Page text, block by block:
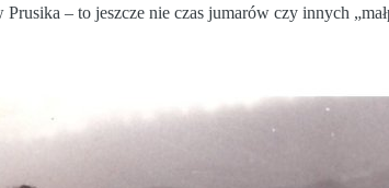
– to jeszcze nie czas jumarów czy innych